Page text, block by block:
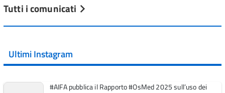
Tutti i comunicati
Ultimi Instagram
#AIFA pubblica il Rapporto #OsMed 2025 sull’uso dei